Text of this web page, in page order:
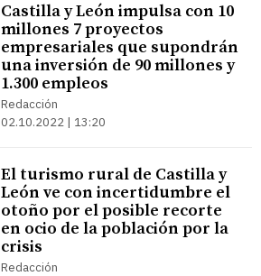
Castilla y León impulsa con 10
millones 7 proyectos
empresariales que supondrán
una inversión de 90 millones y
1.300 empleos
Redacción
02.10.2022 | 13:20
El turismo rural de Castilla y
León ve con incertidumbre el
otoño por el posible recorte
en ocio de la población por la
crisis
Redacción